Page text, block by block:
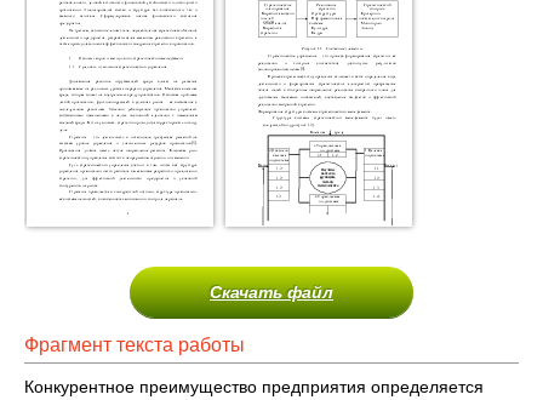
Скачать файл
Фрагмент текста работы
Конкурентное преимущество предприятия определяется